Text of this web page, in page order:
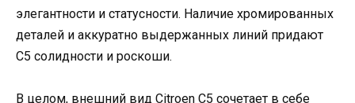
элегантности и статусности. Наличие хромированных
деталей и аккуратно выдержанных линий придают
C5 солидности и роскоши.
В целом, внешний вид Citroen C5 сочетает в себе